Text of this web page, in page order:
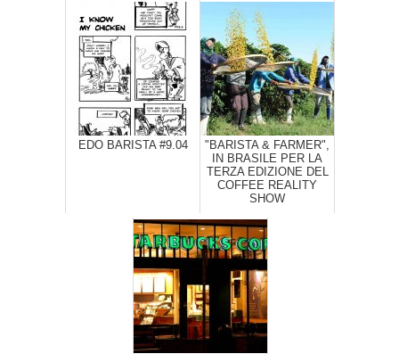
EDO BARISTA #9.04
"BARISTA & FARMER",
IN BRASILE PER LA
TERZA EDIZIONE DEL
COFFEE REALITY
SHOW